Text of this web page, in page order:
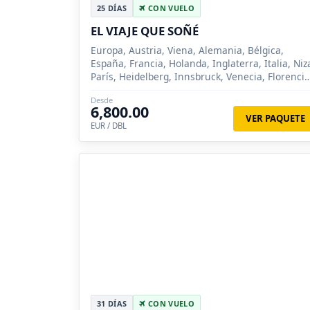
25 DÍAS CON VUELO
EL VIAJE QUE SOÑÉ
Europa, Austria, Viena, Alemania, Bélgica,
España, Francia, Holanda, Inglaterra, Italia,
París, Heidelberg, Innsbruck, Venecia,
Brujas, Ámsterd...
Desde
6,800.00
EUR / DBL
VER PAQUETE
31 DÍAS CON VUELO